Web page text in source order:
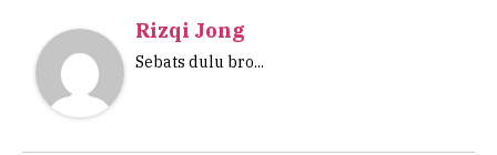
Rizqi Jong
Sebats dulu bro...